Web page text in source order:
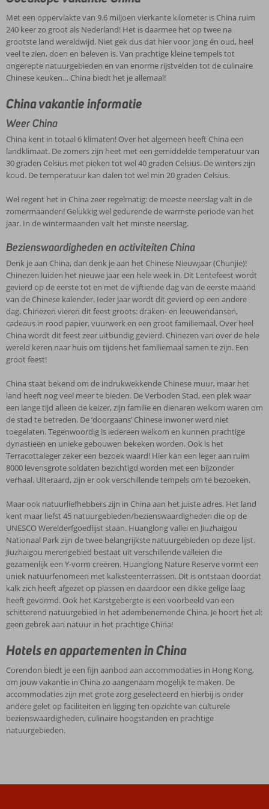
Rijke
cultuur,
verschillende
klimaten:
noordoosten
hete
zomers
en
koude
winters
daarentegen
heeft
het
een
subtropisch
klimaat.
Ook
de
bevolking
is
vriendelijk
en
behulpzaam
en
de
zeer
diverse
maken
dit
land
tot
een
mooie
vakantiebestemming.
Chinese
muur,
onvoorstelbaar
hoge
wolkenkrabbers,
prachtige
heerlijke
hoogstandjes
en
heel
veel
verschillende
Dat
kan!
Je
nu
zéér
voordelig
bij
Corendon
een
vakantie
naar
‘het
land
het
midden’!
als
Nederland!
Het
is
daarmee
het
op
twee
na
land
wereldwijd.
Niet
gek
dat
hier
voor
jong
én
oud,
heel
veel
te
zien,
doen
en
beleven
is.
prachtige
kleine
tempels
tot
ongerepte
natuurgebieden
en
van
enorme
tot
de
culinaire
Chinese
keuken…
China
biedt
het
je
allemaal!
totaal
6
klimaten!
Over
het
algemeen
heeft
een
De
zomers
zijn
heet
met
gemiddelde
temperatuur
van
graden
Celsius
met
pieken
tot
wel
40
Celsius.
De
koud.
De
temperatuur
kan
dalen
wel
min
graden
Celsius.
regent
het
in
China
zeer
regelmatig:
de
meeste
neerslag
in
de
zomermaanden!
Gelukkig
gedurende
de
warmste
periode
van
het
jaar.
In
de
wintermaanden
valt
het
minste
neerslag.
Bezienswaardigheden
en
activiteiten
Denk
je
aan
China,
dan
denk
je
Chinese
Nieuwjaar
Chinezen
luiden
het
nieuwe
jaar
een
hele
week
in.
Dit
Lentefeest
gevierd
op
de
eerste
tot
en
met
de
vijftiende
van
de
eerste
maand
van
de
Chinese
kalender.
Ieder
jaar
wordt
gevierd
een
andere
dag.
Chinezen
vieren
dit
en
China
staat
bekend
om
indrukwekkende
Chinese
muur,
het
land
heeft
nog
veel
meer
te
bieden.
De
Verboden
een
plek
waar
een
lange
tijd
alleen
de
keizer,
familie
en
dienaren
welkom
waren
om
de
stad
te
betreden.
De
Chinese
inwoner
werd
niet
toegelaten.
Tegenwoordig
is
iedereen
natuurliefhebbers
zijn
China
aan
het
juiste
adres.
Het
land
kent
maar
liefst
45
die
op
de
UNESCO
Werelderfgoedlijst
staan.
Huanglong
vallei
en
Nationaal
Park
zijn
de
twee
belangrijkste
natuurgebieden
op
deze
lijst.
Jiuzhaigou
bestaat
verschillende
valleien
die
gezamenlijk
een
Y-
Nature
Hotels
en
appartementen
in
China
Corendon
biedt
je
een
fijn
aanbod
aan
accommodaties
Hong
Kong,
om
jouw
vakantie
in
China
zo
aangenaam
te
maken.
De
accommodaties
zijn
met
grote
zorg
geselecteerd
en
hierbij
onder
andere
gelet
op
faciliteiten
en
ligging
ten
Met een oppervlakte van 9.6 miljoen vierkante kilometer is China ruim
240 keer zo groot als Nederland! Het is daarmee het op twee na
grootste land wereldwijd. Niet gek dus dat hier voor jong én oud, heel
veel te zien, doen en beleven is. Van prachtige kleine tempels tot
ongerepte natuurgebieden en van enorme rijstvelden tot de culinaire
Chinese keuken… China biedt het je allemaal!
China vakantie informatie
Weer China
China kent in totaal 6 klimaten! Over het algemeen heeft China een
landklimaat. De zomers zijn heet met een gemiddelde temperatuur van
30 graden Celsius met pieken tot wel 40 graden Celsius. De winters zijn
koud. De temperatuur kan dalen tot wel min 20 graden Celsius.
Wel regent het in China zeer regelmatig: de meeste neerslag valt in de
zomermaanden! Gelukkig wel gedurende de warmste periode van het
jaar. In de wintermaanden valt het minste neerslag.
Bezienswaardigheden en activiteiten China
Denk je aan China, dan denk je aan het Chinese Nieuwjaar (Chunjie)!
Chinezen luiden het nieuwe jaar een hele week in. Dit Lentefeest wordt
gevierd op de eerste tot en met de vijftiende dag van de eerste maand
van de Chinese kalender. Ieder jaar wordt dit gevierd op een andere
dag. Chinezen vieren dit feest groots: draken- en leeuwendansen,
cadeaus in rood papier, vuurwerk en een groot familiemaal. Over heel
China wordt dit feest zeer uitbundig gevierd. Chinezen van over de hele
wereld keren naar huis om tijdens het familiemaal samen te zijn. Een
groot feest!
China staat bekend om de indrukwekkende Chinese muur, maar het
land heeft nog veel meer te bieden. De Verboden Stad, een plek waar
een lange tijd alleen de keizer, zijn familie en dienaren welkom waren om
de stad te betreden. De ‘doorgaans’ Chinese inwoner werd niet
toegelaten. Tegenwoordig is iedereen welkom en kunnen prachtige
dynastieën en unieke gebouwen bekeken worden. Ook is het
Terracottaleger zeker een bezoek waard! Hier kan een leger aan ruim
8000 levensgrote soldaten bezichtigd worden met een bijzonder
verhaal. Uiteraard, zijn er ook verschillende tempels om te bezoeken.
Maar ook natuurliefhebbers zijn in China aan het juiste adres. Het land
kent maar liefst 45 natuurgebieden/bezienswaardigheden die op de
UNESCO Werelderfgoedlijst staan. Huanglong vallei en Jiuzhaigou
Nationaal Park zijn de twee belangrijkste natuurgebieden op deze lijst.
Jiuzhaigou merengebied bestaat uit verschillende valleien die
gezamenlijk een Y-vorm creëren. Huanglong Nature Reserve vormt een
uniek natuurfenomeen met kalksteenterrassen. Dit is ontstaan doordat
kalk zich heeft afgezet op plassen en daardoor een dikke gelige laag
heeft gevormd. Ook het Karstgebergte is een voorbeeld van een
schitterend natuurgebied in het adembenemende China. Je hoort het al:
geen gebrek aan natuur in het prachtige China!
Hotels en appartementen in China
Corendon biedt je een fijn aanbod aan accommodaties in Hong Kong,
om jouw vakantie in China zo aangenaam mogelijk te maken. De
accommodaties zijn met grote zorg geselecteerd en hierbij is onder
andere gelet op faciliteiten en ligging ten opzichte van culturele
bezienswaardigheden, culinaire hoogstanden en prachtige
natuurgebieden.